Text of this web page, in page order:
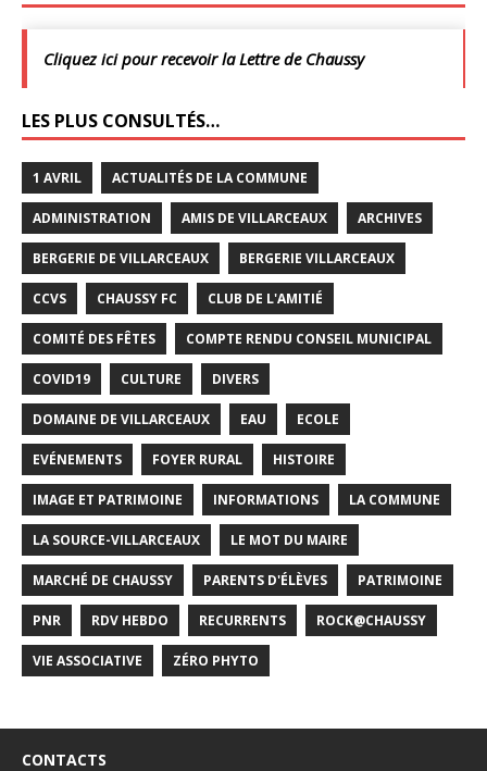
Cliquez ici pour recevoir la Lettre de Chaussy
LES PLUS CONSULTÉS…
1 AVRIL ACTUALITÉS DE LA COMMUNE
ADMINISTRATION AMIS DE VILLARCEAUX ARCHIVES
BERGERIE DE VILLARCEAUX BERGERIE VILLARCEAUX
CCVS CHAUSSY FC CLUB DE L'AMITIÉ
COMITÉ DES FÊTES COMPTE RENDU CONSEIL MUNICIPAL
COVID19 CULTURE DIVERS
DOMAINE DE VILLARCEAUX EAU ECOLE
EVÉNEMENTS FOYER RURAL HISTOIRE
IMAGE ET PATRIMOINE INFORMATIONS LA COMMUNE
LA SOURCE-VILLARCEAUX LE MOT DU MAIRE
MARCHÉ DE CHAUSSY PARENTS D'ÉLÈVES PATRIMOINE
PNR RDV HEBDO RECURRENTS ROCK@CHAUSSY
VIE ASSOCIATIVE ZÉRO PHYTO
CONTACTS